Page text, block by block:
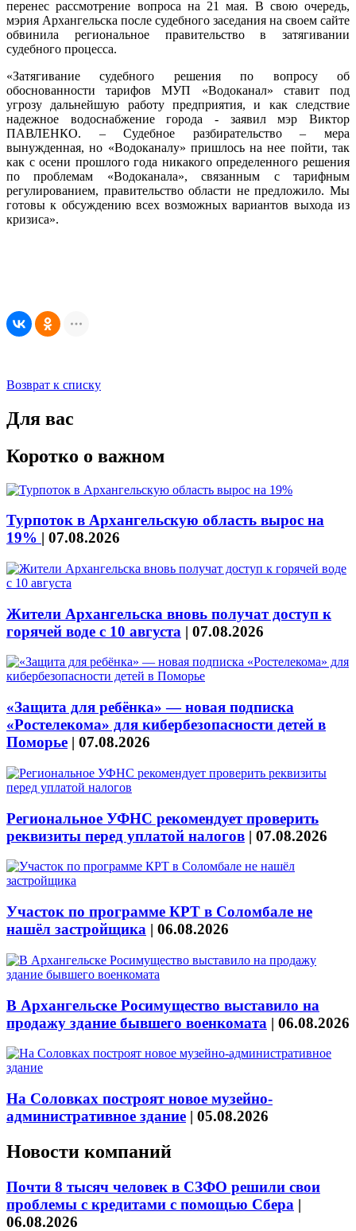
перенес рассмотрение вопроса на 21 мая. В свою очередь,
мэрия Архангельска после судебного заседания на своем сайте
обвинила региональное правительство в затягивании
судебного процесса.
«Затягивание судебного решения по вопросу об
обоснованности тарифов МУП «Водоканал» ставит под
угрозу дальнейшую работу предприятия, и как следствие
надежное водоснабжение города - заявил мэр Виктор
ПАВЛЕНКО. – Судебное разбирательство – мера
вынужденная, но «Водоканалу» пришлось на нее пойти, так
как с осени прошлого года никакого определенного решения
по проблемам «Водоканала», связанным с тарифным
регулированием, правительство области не предложило. Мы
готовы к обсуждению всех возможных вариантов выхода из
кризиса».
Возврат к списку
Для вас
Коротко о важном
Турпоток в Архангельскую область вырос на
19% | 07.08.2026
Жители Архангельска вновь получат доступ к
горячей воде с 10 августа | 07.08.2026
«Защита для ребёнка» — новая подписка
«Ростелекома» для кибербезопасности детей в
Поморье | 07.08.2026
Региональное УФНС рекомендует проверить
реквизиты перед уплатой налогов | 07.08.2026
Участок по программе КРТ в Соломбале не
нашёл застройщика | 06.08.2026
В Архангельске Росимущество выставило на
продажу здание бывшего военкомата | 06.08.2026
На Соловках построят новое музейно-
административное здание | 05.08.2026
Новости компаний
Почти 8 тысяч человек в СЗФО решили свои
проблемы с кредитами с помощью Сбера |
06.08.2026